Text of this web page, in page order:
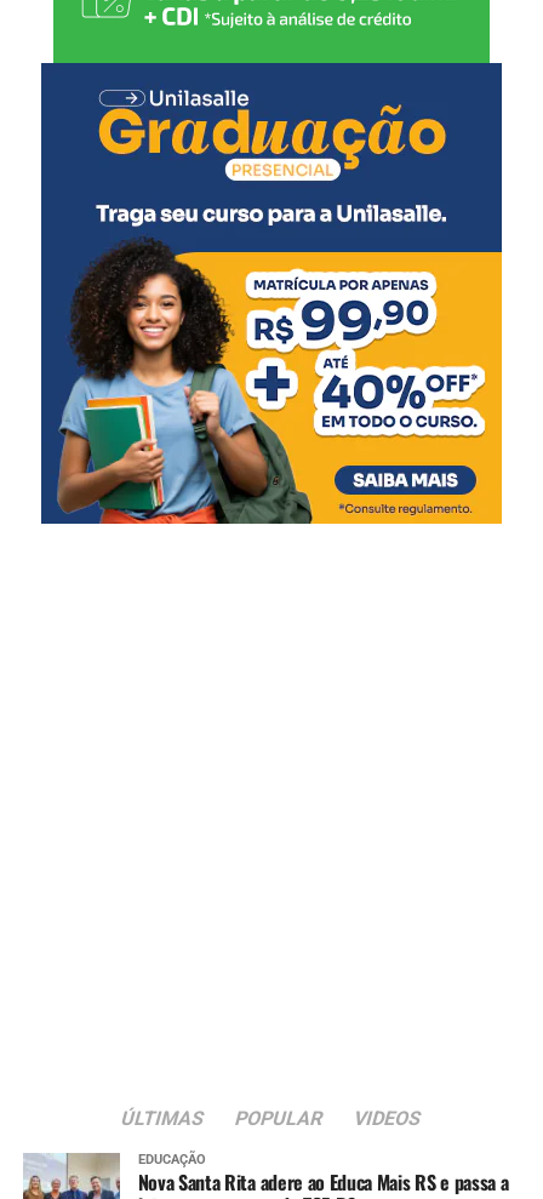
ÚLTIMAS POPULAR VIDEOS
EDUCAÇÃO
Nova Santa Rita adere ao Educa Mais RS e passa a